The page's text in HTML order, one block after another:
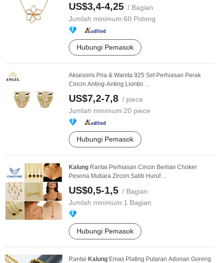
US$3,4-4,25 / Bagian
Jumlah minimum:60 Potong
Hubungi Pemasok
Aksesoris Pria & Wanita 925 Set Perhiasan Perak
Cincin Anting-Anting Liontin ...
US$7,2-7,8 / piece
Jumlah minimum:20 piece
Hubungi Pemasok
Kalung Rantai Perhiasan Cincin Berlian Choker
Pesona Mutiara Zircon Salib Huruf ...
US$0,5-1,5 / Bagian
Jumlah minimum:1 Bagian
Hubungi Pemasok
Rantai Kalung Emas Plating Putaran Adonan Goreng